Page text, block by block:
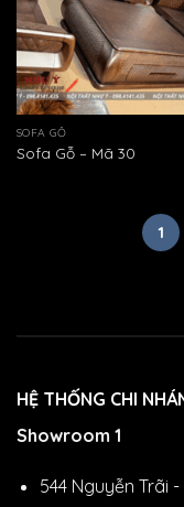
SOFA GỖ
Sofa Gỗ – Mã 30
1
HỆ THỐNG CHI
Showroom 1
544 Nguyễn Trãi